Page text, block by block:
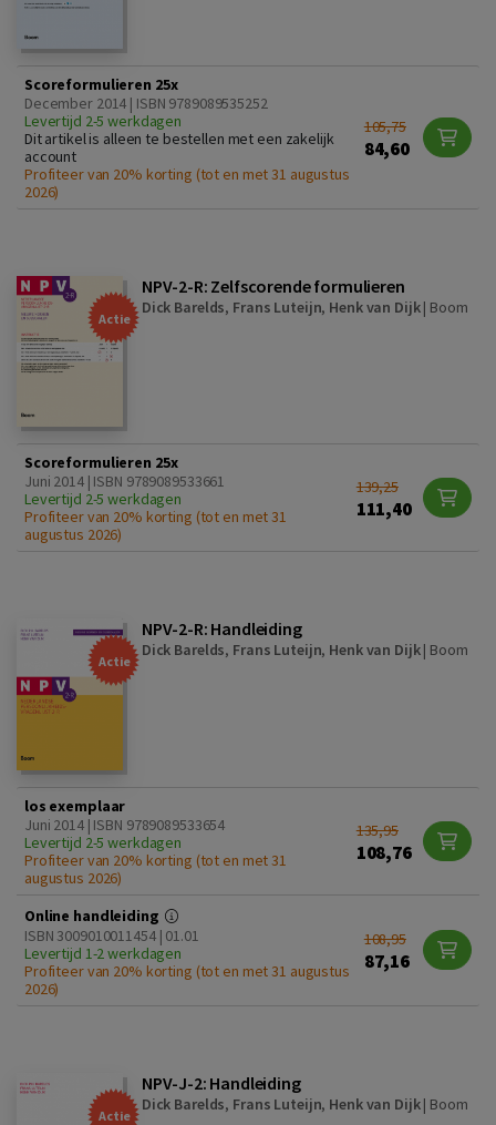
Scoreformulieren 25x
December 2014 | ISBN 9789089535252
Levertijd 2-5 werkdagen
Dit artikel is alleen te bestellen met een zakelijk
account
Profiteer van 20% korting (tot en met 31 augustus
2026)
105,75
84,60
Actie
NPV-2-R: Zelfscorende formulieren
Dick Barelds, Frans Luteijn, Henk van Dijk| Boom
Scoreformulieren 25x
Juni 2014 | ISBN 9789089533661
Levertijd 2-5 werkdagen
Profiteer van 20% korting (tot en met 31
augustus 2026)
139,25
111,40
Actie
NPV-2-R: Handleiding
Dick Barelds, Frans Luteijn, Henk van Dijk| Boom
los exemplaar
Juni 2014 | ISBN 9789089533654
Levertijd 2-5 werkdagen
Profiteer van 20% korting (tot en met 31
augustus 2026)
135,95
108,76
Online handleiding
ISBN 3009010011454 | 01.01
Levertijd 1-2 werkdagen
Profiteer van 20% korting (tot en met 31 augustus
2026)
108,95
87,16
Actie
NPV-J-2: Handleiding
Dick Barelds, Frans Luteijn, Henk van Dijk| Boom